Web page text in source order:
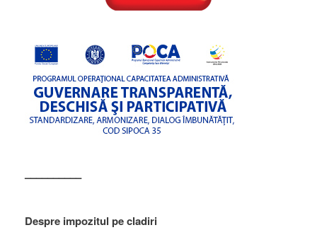
––––––––––
Despre impozitul pe cladiri